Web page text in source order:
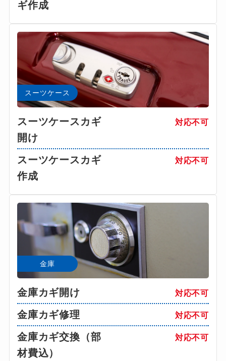
ギ作成
スーツケース
スーツケースカギ
開け
対応不可
スーツケースカギ
作成
対応不可
金庫
金庫カギ開け 対応不可
金庫カギ修理 対応不可
金庫カギ交換（部
材費込）
対応不可